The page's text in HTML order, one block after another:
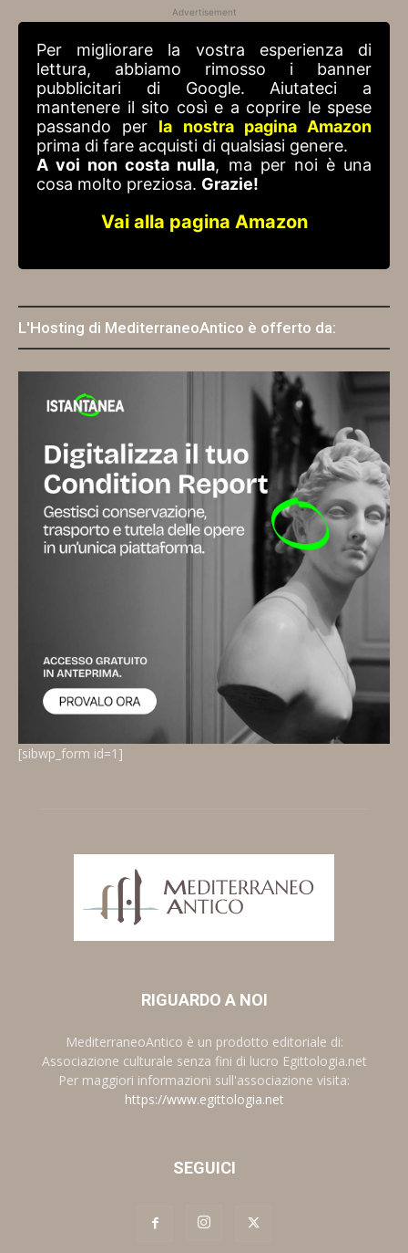
Advertisement
Per migliorare la vostra esperienza di
lettura, abbiamo rimosso i banner
pubblicitari di Google. Aiutateci a
mantenere il sito così e a coprire le spese
passando per la nostra pagina Amazon
prima di fare acquisti di qualsiasi genere.
A voi non costa nulla, ma per noi è una
cosa molto preziosa. Grazie!
Vai alla pagina Amazon
L'Hosting di MediterraneoAntico è offerto da:
[sibwp_form id=1]
RIGUARDO A NOI
MediterraneoAntico è un prodotto editoriale di:
Associazione culturale senza fini di lucro Egittologia.net
Per maggiori informazioni sull'associazione visita:
https://www.egittologia.net
SEGUICI